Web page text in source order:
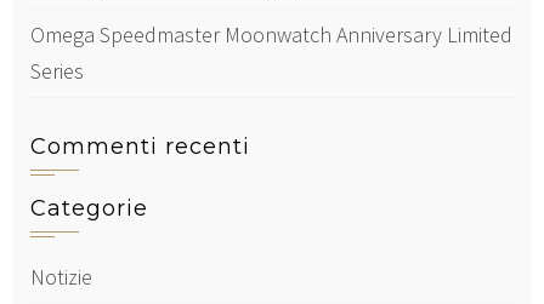
Omega Speedmaster Moonwatch Anniversary Limited
Series
Commenti recenti
Categorie
Notizie